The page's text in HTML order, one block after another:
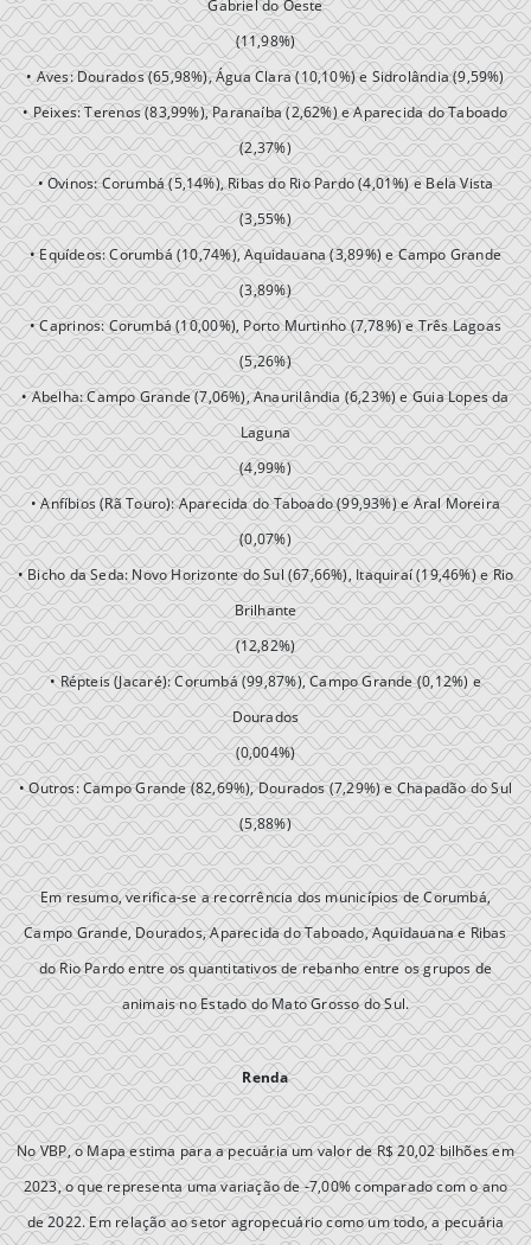
Gabriel do Oeste
(11,98%)
• Aves: Dourados (65,98%), Água Clara (10,10%) e Sidrolândia (9,59%)
• Peixes: Terenos (83,99%), Paranaíba (2,62%) e Aparecida do Taboado
(2,37%)
• Ovinos: Corumbá (5,14%), Ribas do Rio Pardo (4,01%) e Bela Vista
(3,55%)
• Equídeos: Corumbá (10,74%), Aquidauana (3,89%) e Campo Grande
(3,89%)
• Caprinos: Corumbá (10,00%), Porto Murtinho (7,78%) e Três Lagoas
(5,26%)
• Abelha: Campo Grande (7,06%), Anaurilândia (6,23%) e Guia Lopes da
Laguna
(4,99%)
• Anfíbios (Rã Touro): Aparecida do Taboado (99,93%) e Aral Moreira
(0,07%)
• Bicho da Seda: Novo Horizonte do Sul (67,66%), Itaquiraí (19,46%) e Rio
Brilhante
(12,82%)
• Répteis (Jacaré): Corumbá (99,87%), Campo Grande (0,12%) e
Dourados
(0,004%)
• Outros: Campo Grande (82,69%), Dourados (7,29%) e Chapadão do Sul
(5,88%)
Em resumo, verifica-se a recorrência dos municípios de Corumbá,
Campo Grande, Dourados, Aparecida do Taboado, Aquidauana e Ribas
do Rio Pardo entre os quantitativos de rebanho entre os grupos de
animais no Estado do Mato Grosso do Sul.
Renda
No VBP, o Mapa estima para a pecuária um valor de R$ 20,02 bilhões em
2023, o que representa uma variação de -7,00% comparado com o ano
de 2022. Em relação ao setor agropecuário como um todo, a pecuária